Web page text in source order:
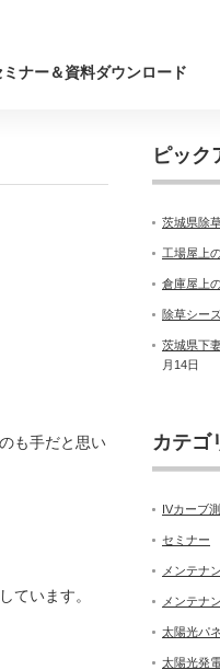
ミナー＆資料ダウンロード
も手だと思い
ています。
ピック
茨城県除
工場屋上
倉庫屋上
除草シー
茨城県下
月14日
カテゴ
IVカーブ
セミナー
メンテナ
メンテナ
太陽光パ
太陽光発